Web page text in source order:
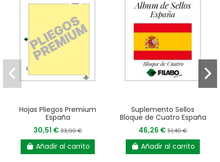
Hojas Pliegos Premium
España
30,51 €33,90 €
Añadir al carrito
Suplemento Sellos
Bloque de Cuatro España
46,26 €51,40 €
Añadir al carrito